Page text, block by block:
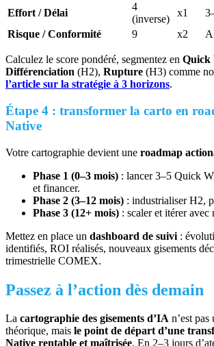
Effort / Délai
4
(inverse)
x1
Risque / Conformité
9 x2
Calculez le score pondéré, segmentez en Quick
Différenciation (H2), Rupture (H3) comme
l’article sur la stratégie à 3 horizons.
Étape 4 : transformer la carto en
Native
Votre cartographie devient une roadmap
Phase 1 (0–3 mois) : lancer 3–5 Quick
et financer.
Phase 2 (3–12 mois) : industrialiser H2,
Phase 3 (12+ mois) : scaler et itérer avec
Mettez en place un dashboard de suivi :
identifiés, ROI réalisés, nouveaux gisements
trimestrielle COMEX.
Passez à l’action dès demain
La cartographie des gisements d’IA n’est
théorique, mais le point de départ d’une
Native rentable et maîtrisée. En 2–3 jours